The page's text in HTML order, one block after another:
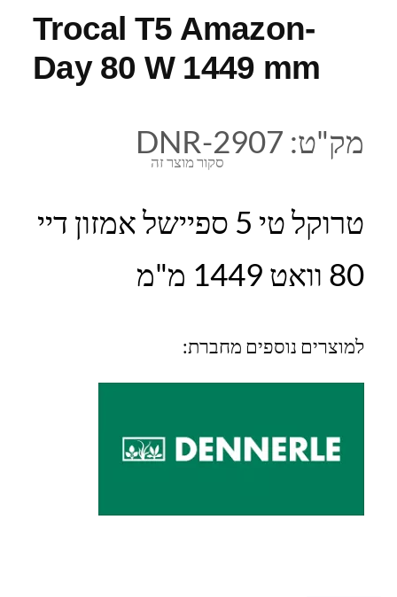
Trocal T5 Amazon-
Day 80 W 1449 mm
סקור מוצר זה
מק"ט: DNR-2907
טרוקל טי 5 ספיישל אמזון דיי
80 וואט 1449 מ"מ
למוצרים נוספים מחברת: